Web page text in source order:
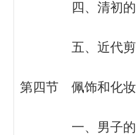
四、清初的
五、近代剪
第四节 佩饰和化
一、男子的